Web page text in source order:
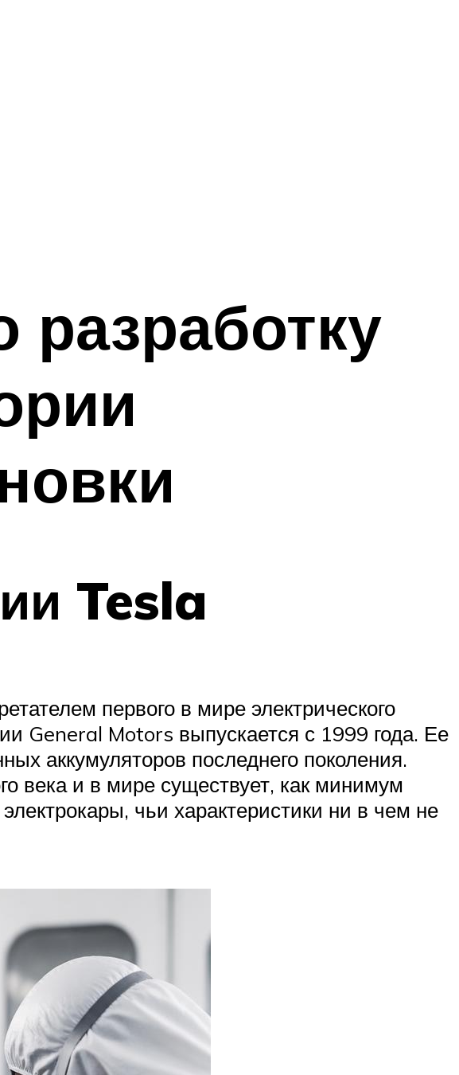
разработку
Tesla
первого в мире электрического
General Motors выпускается с 1999 года. Ее
аккумуляторов последнего поколения.
века и в мире существует, как минимум
чьи характеристики ни в чем не